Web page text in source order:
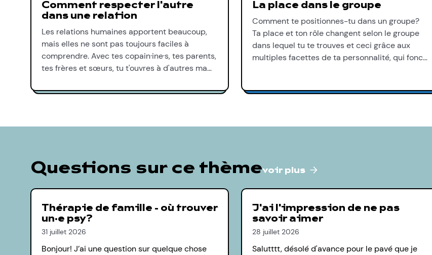
Comment respecter l'autre
dans une relation
Les relations humaines apportent beaucoup,
mais elles ne sont pas toujours faciles à
comprendre. Avec tes copain·ine·s, tes parents,
tes frères et sœurs, tu t'ouvres à d'autres ma…
La place dans le groupe
Comment te positionnes-tu dans un groupe?
Ta place et ton rôle changent selon le groupe
dans lequel tu te trouves et ceci grâce aux
multiples facettes de ta personnalité, qui fonc…
Questions sur ce thèmevoir plus
Thérapie de famille - où trouver
un·e psy?
31 juillet 2026
Bonjour! J’ai une question sur quelque chose
J'ai l'impression de ne pas
savoir aimer
28 juillet 2026
Salutttt, désolé d'avance pour le pavé que je